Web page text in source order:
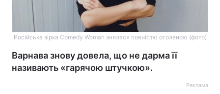
Російська зірка Comedy Woman знялася повністю оголеною (фото)
Варнава знову довела, що не дарма її
називають «гарячою штучкою».
Реклама